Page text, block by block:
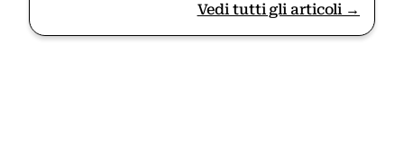
Vedi tutti gli articoli →